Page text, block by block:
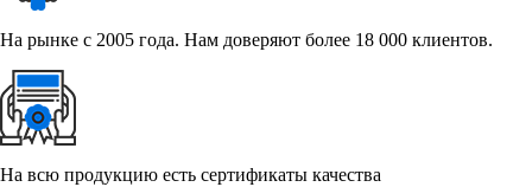
На рынке с 2005 года. Нам доверяют более 18 000 клиентов.
На всю продукцию есть сертификаты качества